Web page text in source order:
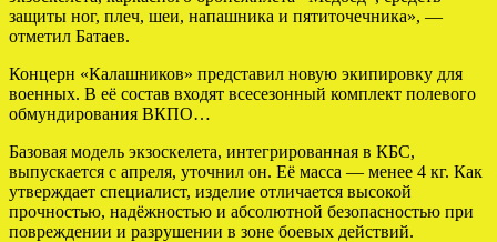
защиты ног, плеч, шеи, напашника и пятиточечника», —
отметил Батаев.
Концерн «Калашников» представил новую экипировку для
военных. В её состав входят всесезонный комплект полевого
обмундирования ВКПО…
Базовая модель экзоскелета, интегрированная в КБС,
выпускается с апреля, уточнил он. Её масса — менее 4 кг. Как
утверждает специалист, изделие отличается высокой
прочностью, надёжностью и абсолютной безопасностью при
повреждении и разрушении в зоне боевых действий.